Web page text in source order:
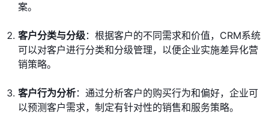
案。
客户分类与分级：根据客户的不同需求和价值，CRM系统
可以对客户进行分类和分级管理，以便企业实施差异化营
销策略。
客户行为分析：通过分析客户的购买行为和偏好，企业可
以预测客户需求，制定有针对性的销售和服务策略。